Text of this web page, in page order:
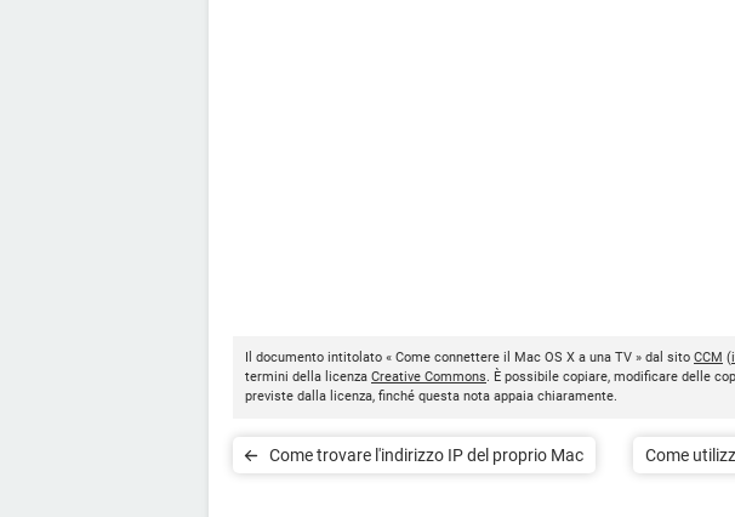
Il documento intitolato « Come connettere il Mac OS X a una TV » dal sito CCM (
termini della licenza Creative Commons. È possibile copiare, modificare delle
previste dalla licenza, finché questa nota appaia chiaramente.
Come trovare l'indirizzo IP del proprio Mac Come